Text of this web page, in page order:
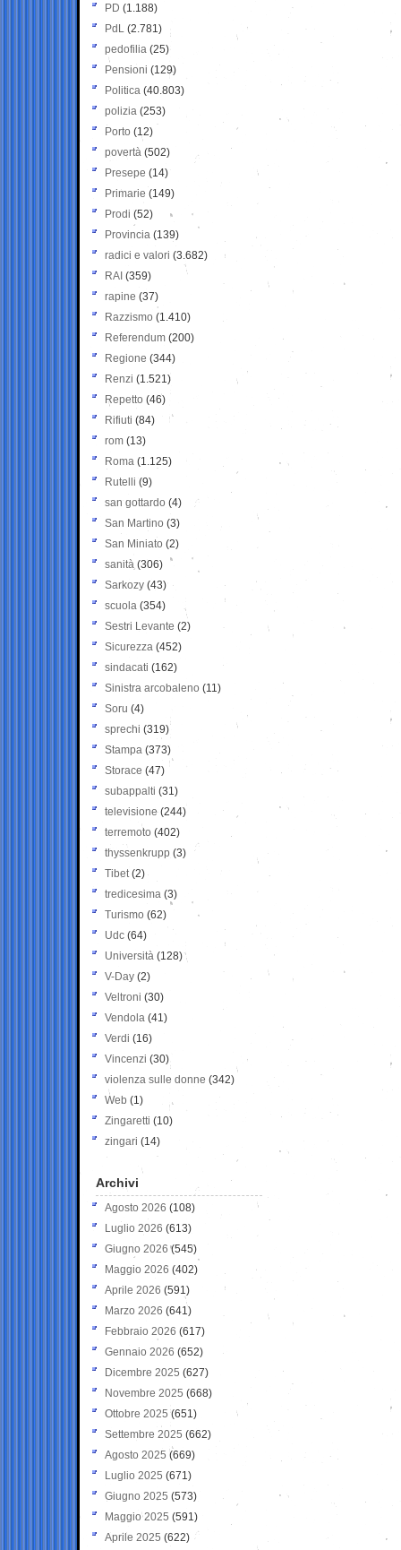
PD (1.188)
PdL (2.781)
pedofilia (25)
Pensioni (129)
Politica (40.803)
polizia (253)
Porto (12)
povertà (502)
Presepe (14)
Primarie (149)
Prodi (52)
Provincia (139)
radici e valori (3.682)
RAI (359)
rapine (37)
Razzismo (1.410)
Referendum (200)
Regione (344)
Renzi (1.521)
Repetto (46)
Rifiuti (84)
rom (13)
Roma (1.125)
Rutelli (9)
san gottardo (4)
San Martino (3)
San Miniato (2)
sanità (306)
Sarkozy (43)
scuola (354)
Sestri Levante (2)
Sicurezza (452)
sindacati (162)
Sinistra arcobaleno (11)
Soru (4)
sprechi (319)
Stampa (373)
Storace (47)
subappalti (31)
televisione(244)
terremoto (402)
thyssenkrupp (3)
Tibet(2)
tredicesima (3)
Turismo (62)
Udc (64)
Università (128)
V-Day (2)
Veltroni (30)
Vendola (41)
Verdi (16)
Vincenzi (30)
violenza sulle donne (342)
Web (1)
Zingaretti (10)
zingari (14)
Archivi
Agosto 2026 (108)
Luglio 2026 (613)
Giugno 2026 (545)
Maggio 2026 (402)
Aprile 2026 (591)
Marzo 2026 (641)
Febbraio 2026 (617)
Gennaio 2026 (652)
Dicembre 2025 (627)
Novembre 2025 (668)
Ottobre 2025 (651)
Settembre 2025 (662)
Agosto 2025 (669)
Luglio 2025 (671)
Giugno 2025 (573)
Maggio 2025 (591)
Aprile 2025 (622)